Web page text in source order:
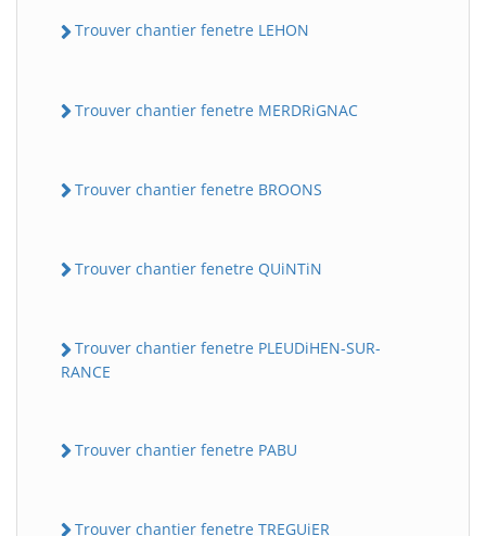
Trouver chantier fenetre LEHON
Trouver chantier fenetre MERDRiGNAC
Trouver chantier fenetre BROONS
Trouver chantier fenetre QUiNTiN
Trouver chantier fenetre PLEUDiHEN-SUR-
RANCE
Trouver chantier fenetre PABU
Trouver chantier fenetre TREGUiER